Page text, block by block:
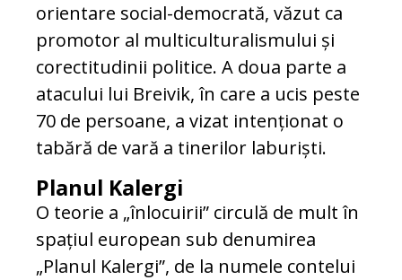
orientare social-democrată, văzut ca
promotor al multiculturalismului și
corectitudinii politice. A doua parte a
atacului lui Breivik, în care a ucis peste
70 de persoane, a vizat intenționat o
tabără de vară a tinerilor laburiști.
Planul Kalergi
O teorie a „înlocuirii” circulă de mult în
spațiul european sub denumirea
„Planul Kalergi”, de la numele contelui